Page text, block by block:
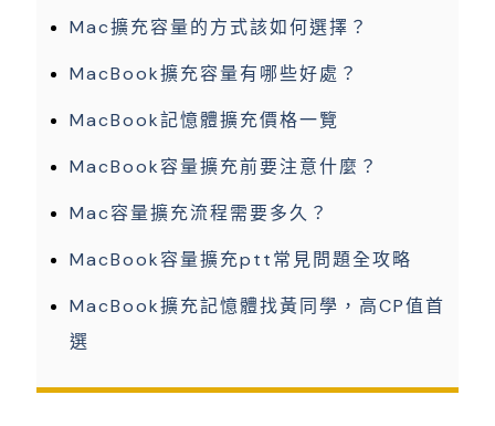
Mac擴充容量的方式該如何選擇？
MacBook擴充容量有哪些好處？
MacBook記憶體擴充價格一覽
MacBook容量擴充前要注意什麼？
Mac容量擴充流程需要多久？
MacBook容量擴充ptt常見問題全攻略
MacBook擴充記憶體找黃同學，高CP值首
選